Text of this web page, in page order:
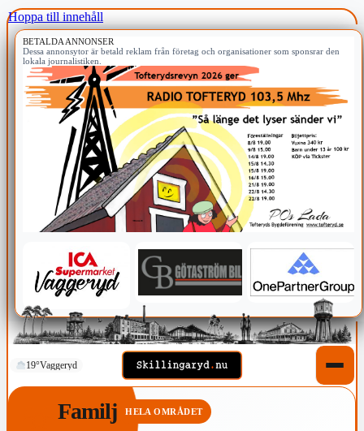
Hoppa till innehåll
BETALDA ANNONSER
Dessa annonsytor är betald reklam från företag och organisationer som sponsrar den
lokala journalistiken.
19°Vaggeryd
Familj HELA OMRÅDET